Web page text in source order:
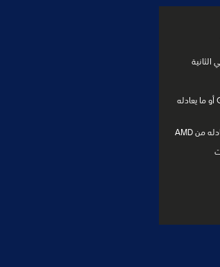
GPU: NVIDIA GeForce GTX 950 أو ما يعادله